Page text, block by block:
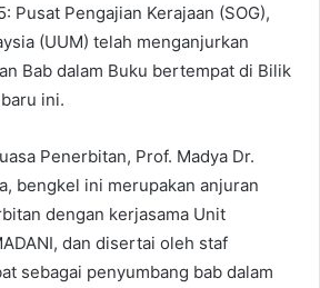
Pusat Pengajian Kerajaan (SOG),
(UUM) telah menganjurkan
Bab dalam Buku bertempat di Bilik
ini.
Penerbitan, Prof. Madya Dr.
bengkel ini merupakan anjuran
dengan kerjasama Unit
dan disertai oleh staf
sebagai penyumbang bab dalam